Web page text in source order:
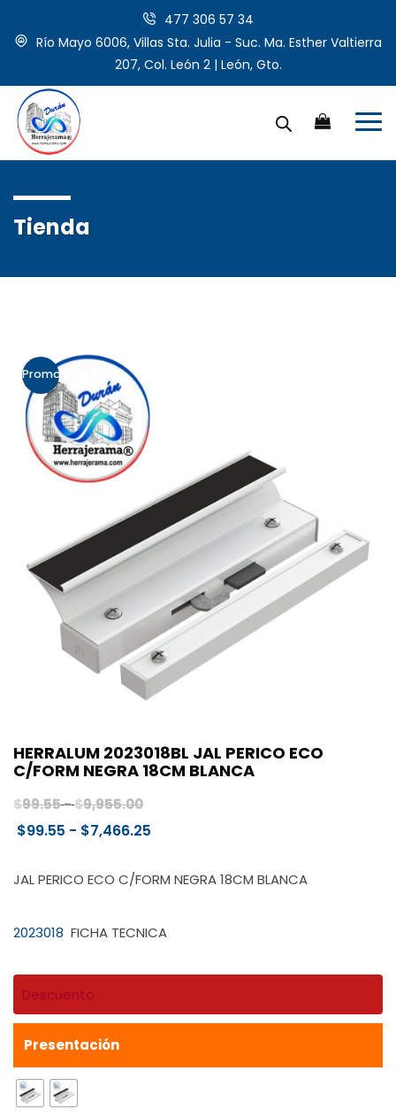
477 306 57 34
Río Mayo 6006, Villas Sta. Julia - Suc. Ma. Esther Valtierra
207, Col. León 2 | León, Gto.
Tienda
Promo!
HERRALUM 2023018BL JAL PERICO ECO
C/FORM NEGRA 18CM BLANCA
$99.55-$9,955.00Rango
de
$9,955.00
$99.55 - $7,466.25
precios:
$99.55
$7,466.25
JAL PERICO ECO C/FORM NEGRA 18CM BLANCA
2023018 FICHA TECNICA
Descuento
Presentación